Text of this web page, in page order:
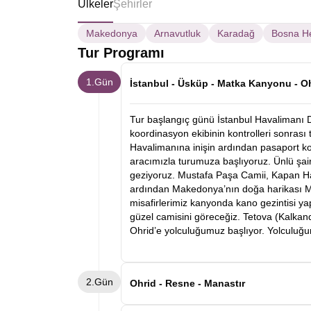
ÜlkelerŞehirler
Makedonya Arnavutluk Karadağ Bosna
Tur Programı
1.Gün İstanbul - Üsküp - Matka Kanyonu -
Tur başlangıç günü İstanbul Havalimanı
koordinasyon ekibinin kontrolleri sonrası
Havalimanına inişin ardından pasaport
aracımızla turumuza başlıyoruz. Ünlü
geziyoruz. Mustafa Paşa Camii, Kapan
ardından Makedonya’nın doğa harikası
misafirlerimiz kanyonda kano gezintisi
güzel camisini göreceğiz. Tetova
Ohrid’e yolculuğumuz başlıyor.
2.Gün Ohrid - Resne - Manastır